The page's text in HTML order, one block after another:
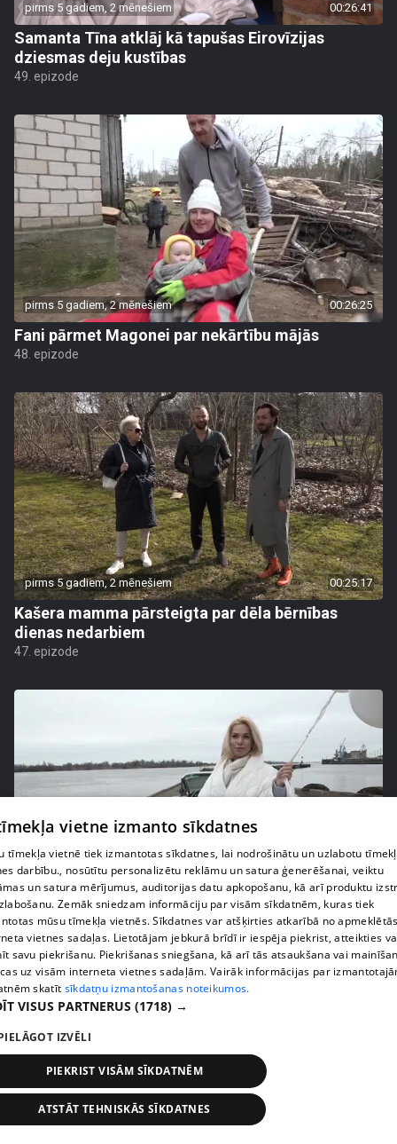
pirms 5 gadiem, 2 mēnešiem 00:26:41
Samanta Tīna atklāj kā tapušas Eirovīzijas
dziesmas deju kustības
49. epizode
pirms 5 gadiem, 2 mēnešiem 00:26:25
Fani pārmet Magonei par nekārtību mājās
48. epizode
pirms 5 gadiem, 2 mēnešiem 00:25:17
Kašera mamma pārsteigta par dēla bērnības
dienas nedarbiem
47. epizode
pirms 5 gadiem, 2 mēnešiem 00:25:14
Vai Kašera pārsteigums Samantai Tīnai
dzimšanas dienā būs izdevies?
46. epizode
vietne izmanto sīkdatnes
tīmekļa vietnē tiek izmantotas sīkdatnes, lai nodrošinātu un uzlabotu
darbību., nosūtītu personalizētu reklāmu un satura ģenerēšanai, veiktu
un satura mērījumus, auditorijas datu apkopošanu, kā arī produktu
Zemāk sniedzam informāciju par visām sīkdatnēm, kuras tiek
mūsu tīmekļa vietnēs. Sīkdatnes var atšķirties atkarībā no
vietnes sadaļas. Lietotājam jebkurā brīdī ir iespēja piekrist, atteikties
savu piekrišanu. Piekrišanas sniegšana, kā arī tās atsaukšana vai
uz visām interneta vietnes sadaļām. Vairāk informācijas par
skatīt sīkdatņu izmantošanas noteikumos.
VISUS PARTNERUS (1718) →
IZVĒLI
PIEKRIST VISĀM SĪKDATNĒM
ATSTĀT TEHNISKĀS SĪKDATNES